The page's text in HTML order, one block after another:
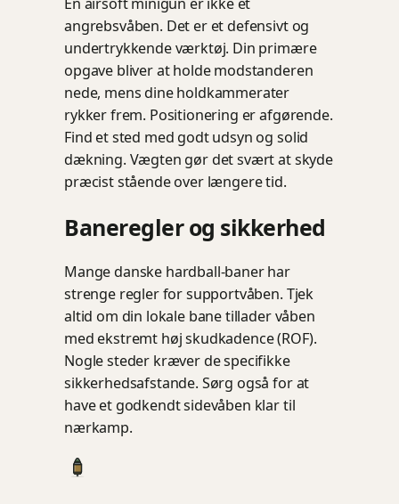
angrebsvåben. Det er et defensivt og
undertrykkende værktøj. Din primære
opgave bliver at holde modstanderen
nede, mens dine holdkammerater
rykker frem. Positionering er afgørende.
Find et sted med godt udsyn og solid
dækning. Vægten gør det svært at skyde
præcist stående over længere tid.
Baneregler og sikkerhed
Mange danske hardball-baner har
strenge regler for supportvåben. Tjek
altid om din lokale bane tillader våben
med ekstremt høj skudkadence (ROF).
Nogle steder kræver de specifikke
sikkerhedsafstande. Sørg også for at
have et godkendt sidevåben klar til
nærkamp.